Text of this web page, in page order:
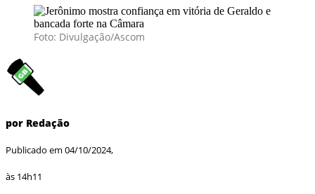
Foto: Divulgação/Ascom
por Redação
Publicado em 04/10/2024,
às 14h11